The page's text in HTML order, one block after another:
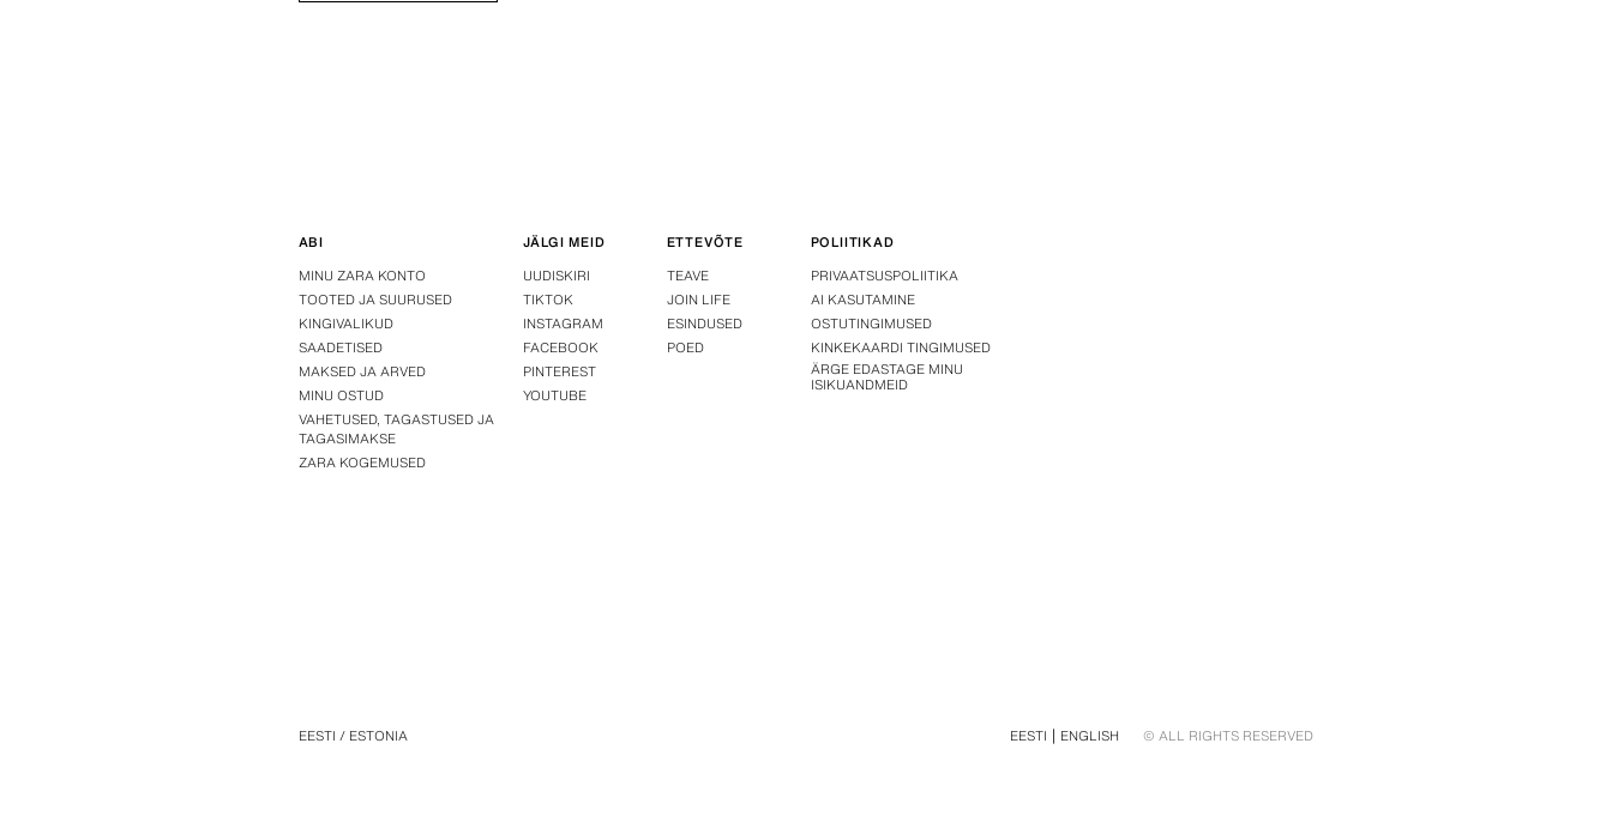
ABI
MINU ZARA KONTO
TOOTED JA SUURUSED
KINGIVALIKUD
SAADETISED
MAKSED JA ARVED
MINU OSTUD
VAHETUSED, TAGASTUSED JA
TAGASIMAKSE
ZARA KOGEMUSED
JÄLGI MEID
UUDISKIRI
TIKTOK
INSTAGRAM
FACEBOOK
PINTEREST
YOUTUBE
ETTEVÕTE
TEAVE
JOIN LIFE
ESINDUSED
POED
POLIITIKAD
PRIVAATSUSPOLIITIKA
AI KASUTAMINE
OSTUTINGIMUSED
KINKEKAARDI TINGIMUSED
ÄRGE EDASTAGE MINU
ISIKUANDMEID
EESTI / ESTONIA EESTI ENGLISH © ALL RIGHTS RESERVED